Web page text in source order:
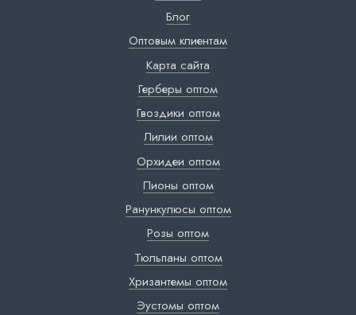
Блог
Оптовым клиентам
Карта сайта
Герберы оптом
Гвоздики оптом
Лилии оптом
Орхидеи оптом
Пионы оптом
Ранункулюсы оптом
Розы оптом
Тюльпаны оптом
Хризантемы оптом
Эустомы оптом